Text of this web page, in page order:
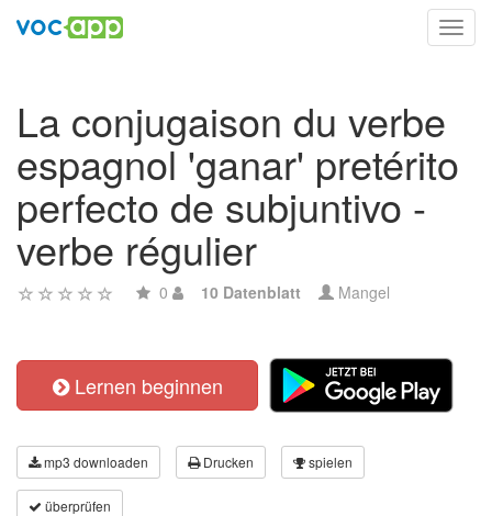
La conjugaison du verbe
espagnol 'ganar' pretérito
perfecto de subjuntivo -
verbe régulier
0 10 Datenblatt Mangel
Lernen beginnen
mp3 downloaden Drucken spielen
überprüfen